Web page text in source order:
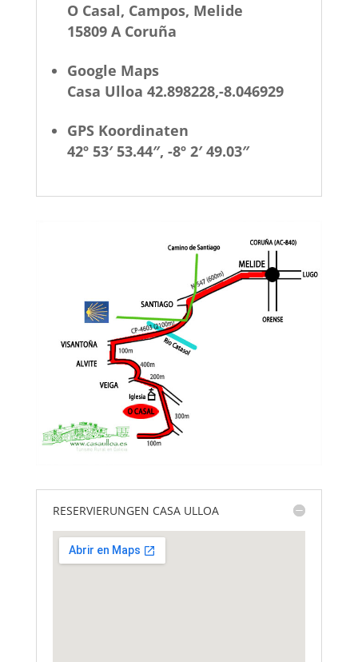
O Casal, Campos, Melide
15809 A Coruña
Google Maps
Casa Ulloa 42.898228,-8.046929
GPS Koordinaten
42º 53′ 53.44″, -8º 2′ 49.03″
RESERVIERUNGEN CASA ULLOA